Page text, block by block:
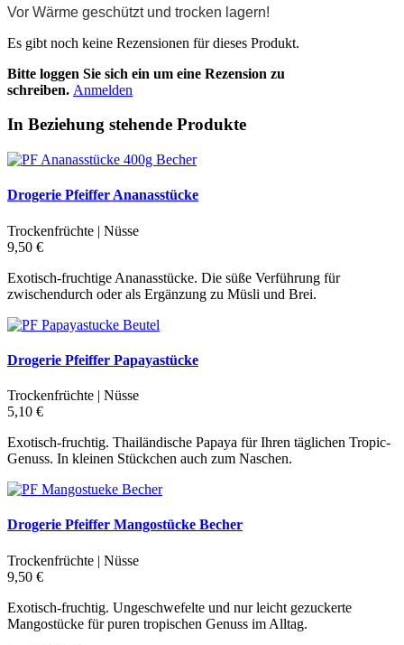
Vor Wärme geschützt und trocken lagern!
Es gibt noch keine Rezensionen für dieses Produkt.
Bitte loggen Sie sich ein um eine Rezension zu
schreiben. Anmelden
In Beziehung stehende Produkte
Drogerie Pfeiffer Ananasstücke
Trockenfrüchte | Nüsse
9,50 €
Exotisch-fruchtige Ananasstücke. Die süße Verführung für
zwischendurch oder als Ergänzung zu Müsli und Brei.
Drogerie Pfeiffer Papayastücke
Trockenfrüchte | Nüsse
5,10 €
Exotisch-fruchtig. Thailändische Papaya für Ihren täglichen Tropic-
Genuss. In kleinen Stückchen auch zum Naschen.
Drogerie Pfeiffer Mangostücke Becher
Trockenfrüchte | Nüsse
9,50 €
Exotisch-fruchtig. Ungeschwefelte und nur leicht gezuckerte
Mangostücke für puren tropischen Genuss im Alltag.